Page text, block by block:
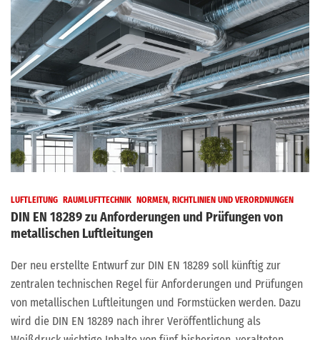
LUFTLEITUNG RAUMLUFTTECHNIK NORMEN, RICHTLINIEN UND VERORDNUNGEN
DIN EN 18289 zu Anforderungen und Prüfungen von
metallischen Luftleitungen
Der neu erstellte Entwurf zur DIN EN 18289 soll künftig zur
zentralen technischen Regel für Anforderungen und Prüfungen
von metallischen Luftleitungen und Formstücken werden. Dazu
wird die DIN EN 18289 nach ihrer Veröffentlichung als